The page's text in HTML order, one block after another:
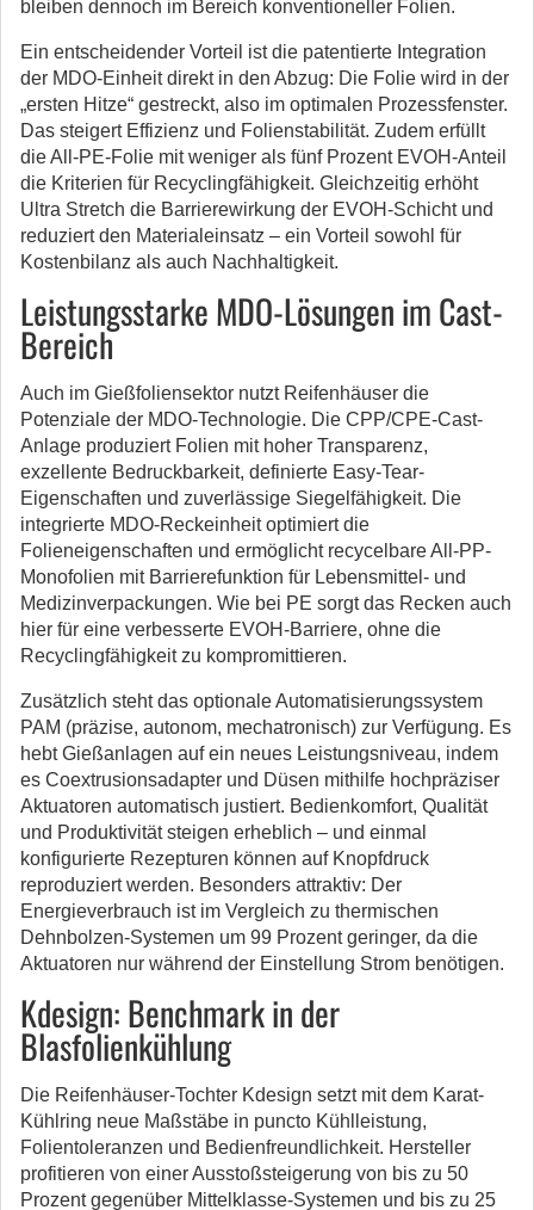
bleiben dennoch im Bereich konventioneller Folien.
Ein entscheidender Vorteil ist die patentierte Integration
der MDO-Einheit direkt in den Abzug: Die Folie wird in der
„ersten Hitze“ gestreckt, also im optimalen Prozessfenster.
Das steigert Effizienz und Folienstabilität. Zudem erfüllt
die All-PE-Folie mit weniger als fünf Prozent EVOH-Anteil
die Kriterien für Recyclingfähigkeit. Gleichzeitig erhöht
Ultra Stretch die Barrierewirkung der EVOH-Schicht und
reduziert den Materialeinsatz – ein Vorteil sowohl für
Kostenbilanz als auch Nachhaltigkeit.
Leistungsstarke MDO-Lösungen im Cast-
Bereich
Auch im Gießfoliensektor nutzt Reifenhäuser die
Potenziale der MDO-Technologie. Die CPP/CPE-Cast-
Anlage produziert Folien mit hoher Transparenz,
exzellente Bedruckbarkeit, definierte Easy-Tear-
Eigenschaften und zuverlässige Siegelfähigkeit. Die
integrierte MDO-Reckeinheit optimiert die
Folieneigenschaften und ermöglicht recycelbare All-PP-
Monofolien mit Barrierefunktion für Lebensmittel- und
Medizinverpackungen. Wie bei PE sorgt das Recken auch
hier für eine verbesserte EVOH-Barriere, ohne die
Recyclingfähigkeit zu kompromittieren.
Zusätzlich steht das optionale Automatisierungssystem
PAM (präzise, autonom, mechatronisch) zur Verfügung. Es
hebt Gießanlagen auf ein neues Leistungsniveau, indem
es Coextrusionsadapter und Düsen mithilfe hochpräziser
Aktuatoren automatisch justiert. Bedienkomfort, Qualität
und Produktivität steigen erheblich – und einmal
konfigurierte Rezepturen können auf Knopfdruck
reproduziert werden. Besonders attraktiv: Der
Energieverbrauch ist im Vergleich zu thermischen
Dehnbolzen-Systemen um 99 Prozent geringer, da die
Aktuatoren nur während der Einstellung Strom benötigen.
Kdesign: Benchmark in der
Blasfolienkühlung
Die Reifenhäuser-Tochter Kdesign setzt mit dem Karat-
Kühlring neue Maßstäbe in puncto Kühlleistung,
Folientoleranzen und Bedienfreundlichkeit. Hersteller
profitieren von einer Ausstoßsteigerung von bis zu 50
Prozent gegenüber Mittelklasse-Systemen und bis zu 25